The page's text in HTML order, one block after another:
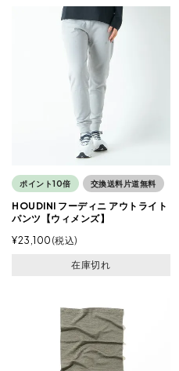
ポイント10倍 交換送料片道無料
HOUDINI フーディニ アウトライト
パンツ【ウィメンズ】
¥23,100 税込
在庫切れ